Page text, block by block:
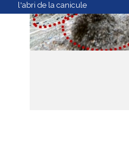
CALENDRIER DES ÉVÈNEMENTS
ORGANIGRAMME
LISTE DU PERSONNEL
l'abri de la canicule